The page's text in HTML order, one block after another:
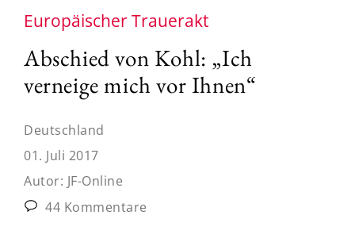
Europäischer Trauerakt
Abschied von Kohl: „Ich
verneige mich vor Ihnen“
Deutschland
01. Juli 2017
Autor: JF-Online
44 Kommentare